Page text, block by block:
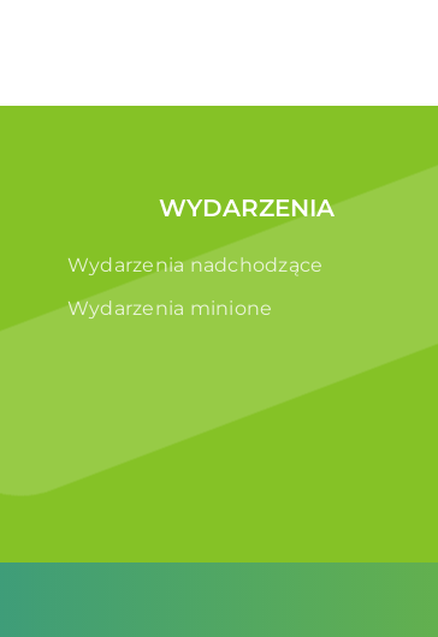
WYDARZENIA
Wydarzenia nadchodzące
Wydarzenia minione